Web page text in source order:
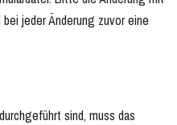
jeder Änderung zuvor eine
sind, muss das